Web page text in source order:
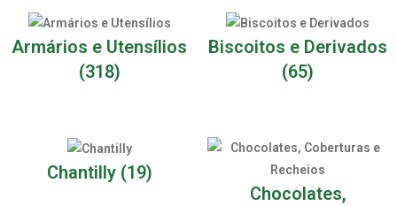
Armários e Utensílios
(318)
Biscoitos e Derivados
(65)
Chantilly (19)
Chocolates,